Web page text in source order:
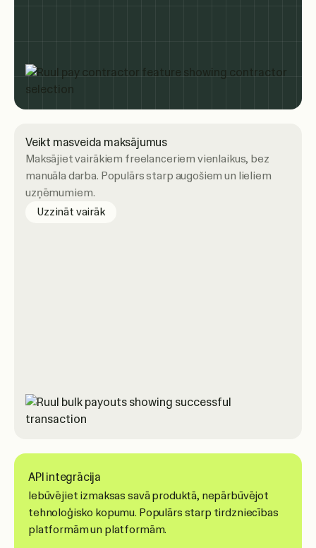
Veikt masveida maksājumus
Maksājiet vairākiem freelanceriem vienlaikus, bez
manuāla darba. Populārs starp augošiem un lieliem
uzņēmumiem.
Uzzināt vairāk
API integrācija
Iebūvējiet izmaksas savā produktā, nepārbūvējot
tehnoloģisko kopumu. Populārs starp tirdzniecības
platformām un platformām.